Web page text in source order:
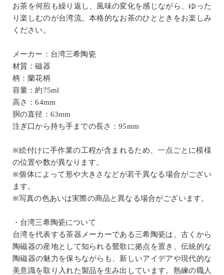
お茶を何煎も繰り返し、風味の変化を感じながら、ゆった
り楽しむのが台湾流。本格的なお茶のひとときをお楽しみ
ください。
メーカー：台湾三希陶瓷
材質：磁器
柄：蘭花柄
容量：約75ml
高さ：64mm
胴の直径：63mm
注ぎ口から持ち手までの長さ：95mm
※絵付けに手作業の工程が含まれるため、一点ごとに模様
の位置や数が異なります。
※個体によって形や大きさなどが若干異なる場合がござい
ます。
※写真の色あいは実際の商品と異なる場合がございます。
・台湾三希陶瓷について
台湾を代表する茶器メーカーである三希陶瓷は、古くから
陶磁器の産地として知られる鶯歌に拠点を置き、伝統的な
陶磁器の魅力を保ちながらも、新しいアイデアや現代的な
美意識を取り入れた製品を生み出しています。熟練の職人